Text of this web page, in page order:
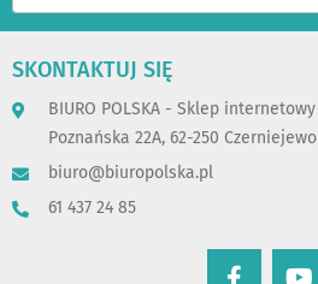
SKONTAKTUJ SIĘ
BIURO POLSKA - Sklep internetowy
Poznańska 22A, 62-250 Czerniejewo
biuro@biuropolska.pl
61 437 24 85